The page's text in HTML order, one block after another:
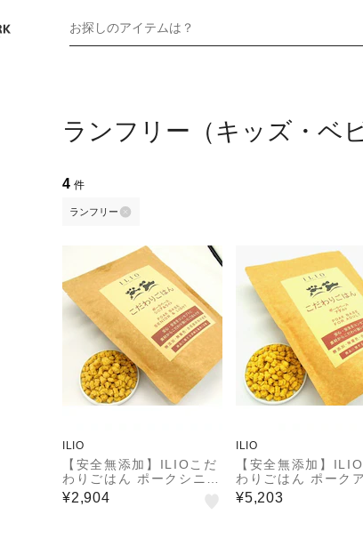
お探しのアイテムは？
ランフリー（キッズ・ベ
4 件
ランフリー
ILIO
【安全無添加】ILIOこだ
わりごはん ポークシニア
＆ライト400g / 自然素
材100％の国産プレミア
¥2,904
ILIO
【安全無添加】
わりごはん ポーク
ト800g / 自然素材
の国産プレミアムド
¥5,203